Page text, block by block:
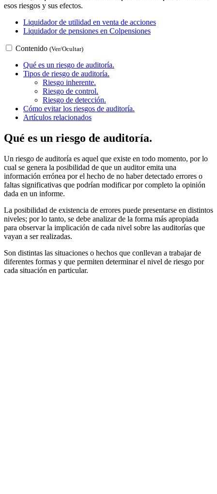
esos riesgos y sus efectos.
Liquidador de utilidad en venta de acciones
Liquidador de pensiones en Colpensiones
Contenido (Ver/Ocultar)
Qué es un riesgo de auditoría.
Tipos de riesgo de auditoría.
Riesgo inherente.
Riesgo de control.
Riesgo de detección.
Cómo evitar los riesgos de auditoría.
Artículos relacionados
Qué es un riesgo de auditoría.
Un riesgo de auditoría es aquel que existe en todo momento, por lo
cual se genera la posibilidad de que un auditor emita una
información errónea por el hecho de no haber detectado errores o
faltas significativas que podrían modificar por completo la opinión
dada en un informe.
La posibilidad de existencia de errores puede presentarse en distintos
niveles; por lo tanto, se debe analizar de la forma más apropiada
para observar la implicación de cada nivel sobre las auditorías que
vayan a ser realizadas.
Son distintas las situaciones o hechos que conllevan a trabajar de
diferentes formas y que permiten determinar el nivel de riesgo por
cada situación en particular.